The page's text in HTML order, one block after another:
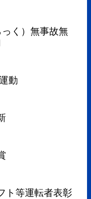
く）無事故無
動
ト等運転者表彰